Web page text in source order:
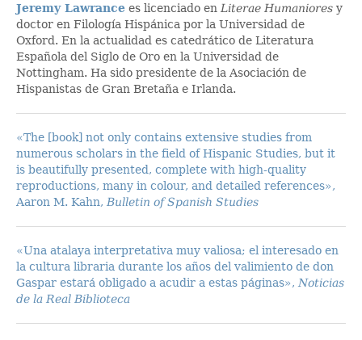
Jeremy Lawrance es licenciado en Literae Humaniores y
doctor en Filología Hispánica por la Universidad de
Oxford. En la actualidad es catedrático de Literatura
Española del Siglo de Oro en la Universidad de
Nottingham. Ha sido presidente de la Asociación de
Hispanistas de Gran Bretaña e Irlanda.
«The [book] not only contains extensive studies from
numerous scholars in the field of Hispanic Studies, but it
is beautifully presented, complete with high-quality
reproductions, many in colour, and detailed references»,
Aaron M. Kahn, Bulletin of Spanish Studies
«Una atalaya interpretativa muy valiosa; el interesado en
la cultura libraria durante los años del valimiento de don
Gaspar estará obligado a acudir a estas páginas»,Noticias
de la Real Biblioteca